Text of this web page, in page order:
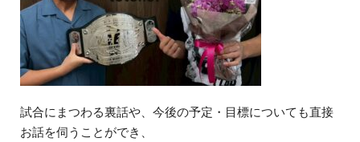
試合にまつわる裏話や、今後の予定・目標についても直接
お話を伺うことができ、